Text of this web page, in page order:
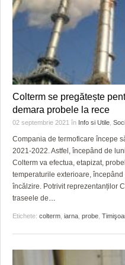
Colterm se pregătește
demara probele la rece
02 septembrie 2021 în Info si Utile
Compania de termoficare începe
2021-2022. Astfel, începând de
Colterm va efectua, etapizat,
temperaturile exterioare,
încălzire. Potrivit reprezentanților
traseele de
Etichete: colterm iarna probe